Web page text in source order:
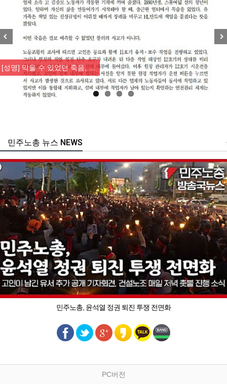
[성명] 막을 수 있었던 죽음, …
주노총 뉴스 NEWS
민주노총, 윤석열 정권 퇴진 투쟁 전면화
PC버전